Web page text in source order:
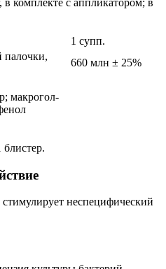
1 супп.
палочки,
660 млн ± 25%
макрогол-
блистер.
неспецифический